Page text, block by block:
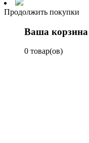
Продолжить покупки
Ваша корзина
0 товар(ов)